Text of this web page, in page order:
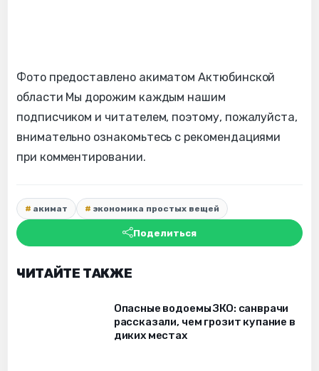
Фото предоставлено акиматом Актюбинской
области Мы дорожим каждым нашим
подписчиком и читателем, поэтому, пожалуйста,
внимательно ознакомьтесь с рекомендациями
при комментировании.
акимат экономика простых вещей
Поделиться
ЧИТАЙТЕ ТАКЖЕ
Опасные водоемы ЗКО: санврачи
рассказали, чем грозит купание в
диких местах